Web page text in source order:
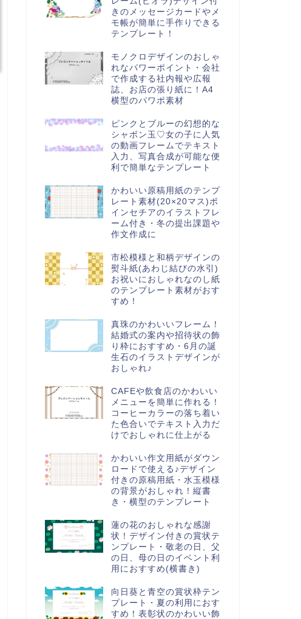
きのメッセージカードやメ
モ帳が簡単に手作りできる
テンプレート！
モノクロデザインのおしゃ
れなパワーポイント・会社
で作成する社内報や広報
誌、お店の張り紙に！A4
横型のパワポ素材
ピンクとブルーの幻想的な
シャボン玉♡女の子に人気
の動画フレームでテキスト
入力、写真合成が可能な便
利で簡単なテンプレート
かわいい原稿用紙のテンプ
レート素材(20×20マス)ポ
インセチアのイラストフレ
ーム付き・冬の提出課題や
作文作成に
市松模様と和柄デザインの
熨斗紙(あわじ結びの水引)
お祝いにおしゃれなのし紙
のテンプレート素材がおす
すめ！
真珠のかわいいフレーム！
結婚式の案内や招待状の飾
り枠におすすめ・6月の誕
生石のイラストデザインが
おしゃれ♪
CAFEや飲食店のかわいい
メニューを簡単に作れる！
コーヒーカラーの落ち着い
た色合いでテキスト入力だ
けでおしゃれに仕上がる
かわいい作文用紙がダウン
ロードで使える♪デザイン
付きの原稿用紙・水玉模様
の背景がおしゃれ！縦書
き・横型のテンプレート
蓮の花のおしゃれな感謝
状！デザイン付きの賞状テ
ンプレート・敬老の日、父
の日、母の日のイベント利
用におすすめ(横書き)
向日葵と青空の賞状枠テン
プレート・夏の利用におす
すめ！表彰状のかわいい飾